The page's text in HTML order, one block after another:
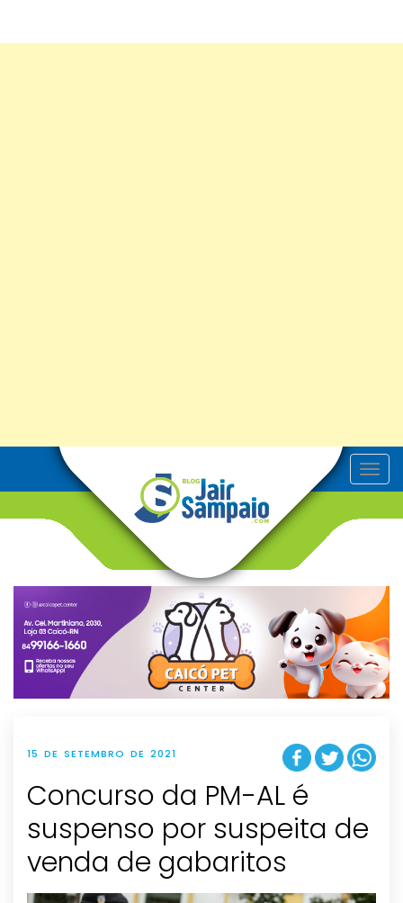
T
o
v
g
t
i
o
n
15 DE SETEMBRO DE 2021
Concurso da PM-AL é
suspenso por suspeita de
venda de gabaritos